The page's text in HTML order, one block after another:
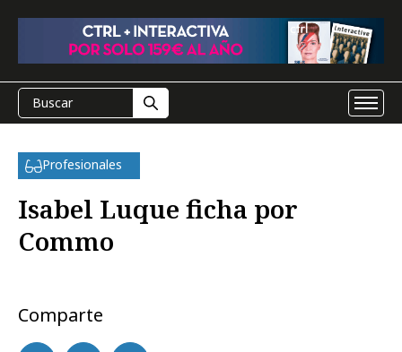
Profesionales
Isabel Luque ficha por
Commo
Comparte